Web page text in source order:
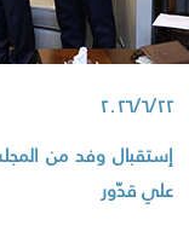
٢٠٢٦/٦/٢٢
إستقبال وفد من
علي قدّور